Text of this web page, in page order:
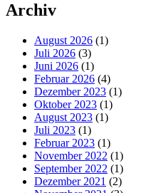
Archiv
August 2026 (1)
Juli 2026 (3)
Juni 2026 (1)
Februar 2026 (4)
Dezember 2023 (1)
Oktober 2023 (1)
August 2023 (1)
Juli 2023 (1)
Februar 2023 (1)
November 2022 (1)
September 2022 (1)
Dezember 2021 (2)